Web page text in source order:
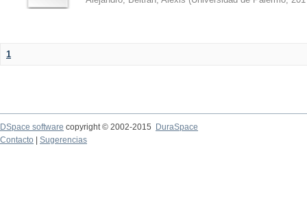
1
DSpace software copyright © 2002-2015
DuraSpace
Contacto
Sugerencias